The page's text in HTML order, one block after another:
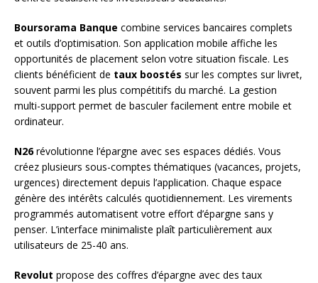
Boursorama Banque combine services bancaires complets
et outils d’optimisation. Son application mobile affiche les
opportunités de placement selon votre situation fiscale. Les
clients bénéficient de taux boostés sur les comptes sur livret,
souvent parmi les plus compétitifs du marché. La gestion
multi-support permet de basculer facilement entre mobile et
ordinateur.
N26révolutionne l’épargne avec ses espaces dédiés. Vous
créez plusieurs sous-comptes thématiques (vacances, projets,
urgences) directement depuis l’application. Chaque espace
génère des intérêts calculés quotidiennement. Les virements
programmés automatisent votre effort d’épargne sans y
penser. L’interface minimaliste plaît particulièrement aux
utilisateurs de 25-40 ans.
Revolut propose des coffres d’épargne avec des taux